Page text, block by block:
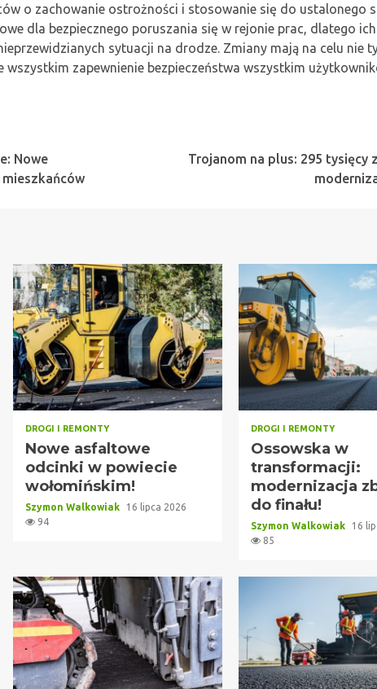
o zachowanie ostrożności i stosowanie się do ustalonego
dla bezpiecznego poruszania się w rejonie prac, dlatego ich
sytuacji na drodze. Zmiany mają na celu nie
zapewnienie bezpieczeństwa wszystkim
Nowe
Trojanom na plus: 295 tysięcy
DROGI I REMONTY
Nowe asfaltowe
odcinki w powiecie
wołomińskim!
Szymon Walkowiak
16 lipca 2026
94
DROGI I REMONTY
Ossowska w
transformacji:
modernizacja
do finału!
Szymon Walkowiak
16
85